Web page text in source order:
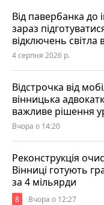
Від павербанка до
зараз
відключень світла
4 серпня 2026 р.
Відстрочка від
вінницька
важливе рішення
Вчора о 14:20
Реконструкція
Вінниці готують
за 4 мільярди
8 Вчора о 12:27